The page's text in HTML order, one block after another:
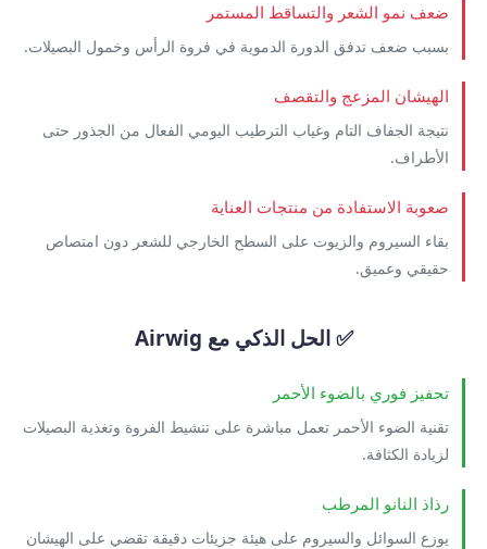
ضعف نمو الشعر والتساقط المستمر
بسبب ضعف تدفق الدورة الدموية في فروة الرأس وخمول البصيلات.
الهيشان المزعج والتقصف
نتيجة الجفاف التام وغياب الترطيب اليومي الفعال من الجذور حتى
الأطراف.
صعوبة الاستفادة من منتجات العناية
بقاء السيروم والزيوت على السطح الخارجي للشعر دون امتصاص
حقيقي وعميق.
✅ الحل الذكي مع Airwig
تحفيز فوري بالضوء الأحمر
تقنية الضوء الأحمر تعمل مباشرة على تنشيط الفروة وتغذية البصيلات
لزيادة الكثافة.
رذاذ النانو المرطب
يوزع السوائل والسيروم على هيئة جزيئات دقيقة تقضي على الهيشان